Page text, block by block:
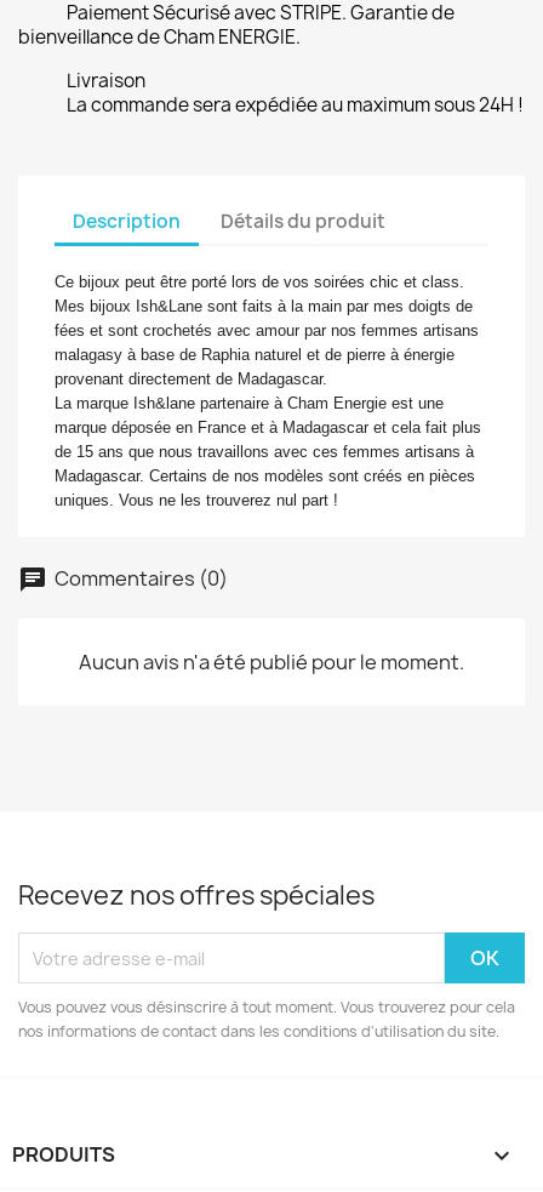
Paiement Sécurisé avec STRIPE. Garantie de
bienveillance de Cham ENERGIE.
Livraison
La commande sera expédiée au maximum sous 24H !
Description Détails du produit
Ce bijoux peut être porté lors de vos soirées chic et class.
Mes bijoux Ish&Lane sont faits à la main par mes doigts de
fées et sont crochetés avec amour par nos femmes artisans
malagasy à base de Raphia naturel et de pierre à énergie
provenant directement de Madagascar.
La marque Ish&lane partenaire à Cham Energie est une
marque déposée en France et à Madagascar et cela fait plus
de 15 ans que nous travaillons avec ces femmes artisans à
Madagascar. Certains de nos modèles sont créés en pièces
uniques. Vous ne les trouverez nul part !
Commentaires (0)
Aucun avis n'a été publié pour le moment.
Recevez nos offres spéciales
Vous pouvez vous désinscrire à tout moment. Vous trouverez pour cela
nos informations de contact dans les conditions d'utilisation du site.
PRODUITS 